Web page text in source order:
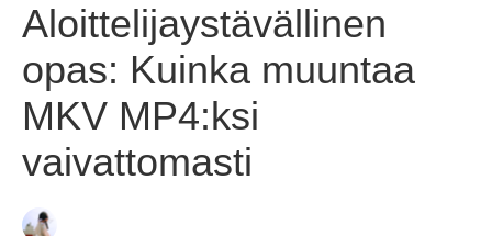
Aloittelijaystävällinen
opas: Kuinka muuntaa
MKV MP4:ksi
vaivattomasti